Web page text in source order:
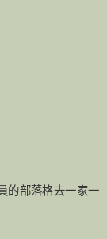
的部落格去一家一